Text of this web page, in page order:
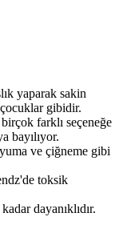
yaparak sakin
çocuklar gibidir.
farklı seçeneğe
bayılıyor.
ve çiğneme gibi
toksik
dayanıklıdır.